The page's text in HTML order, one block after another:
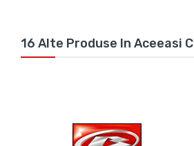
16 Alte Produse In Aceeasi